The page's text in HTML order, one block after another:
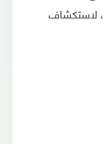
لاستكشاف